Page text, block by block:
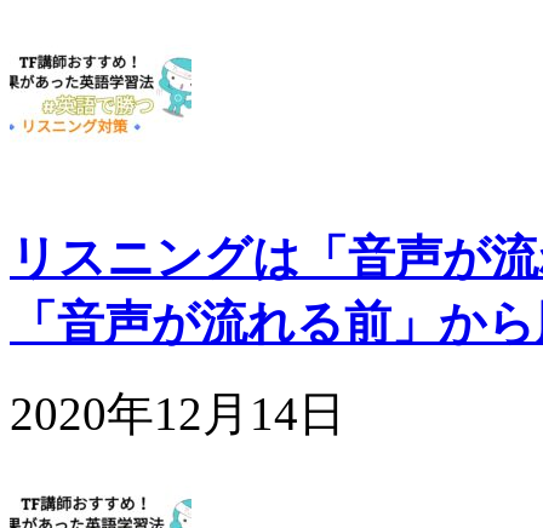
リスニングは「音声が
「音声が流れる前」か
2020年12月14日